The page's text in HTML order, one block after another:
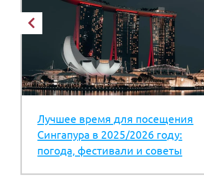
Лучшее время для посещения
Сингапура в 2025/2026 году:
погода, фестивали и советы